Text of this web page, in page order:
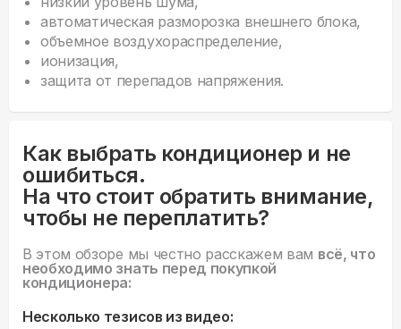
автоматическая разморозка внешнего блока,
объемное воздухораспределение,
ионизация,
защита от перепадов напряжения.
Как выбрать кондиционер и не
ошибиться.
На что стоит обратить внимание,
чтобы не переплатить?
В этом обзоре мы честно расскажем вам всё, что
необходимо знать перед покупкой
кондиционера:
Несколько тезисов из видео: